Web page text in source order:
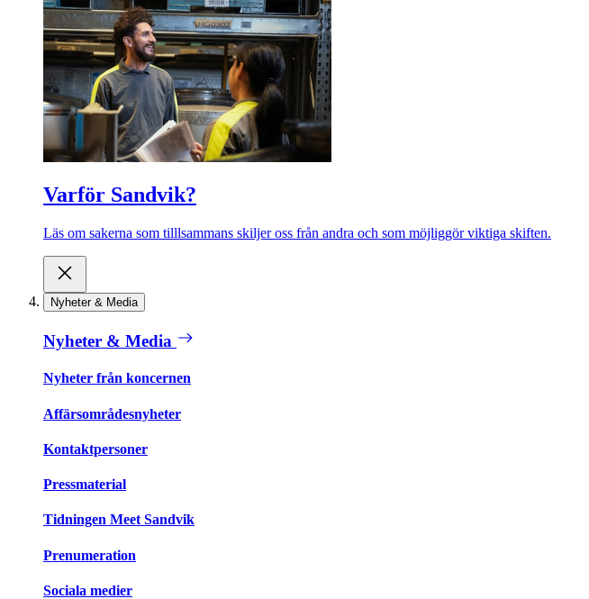
Varför Sandvik?
Läs om sakerna som tilllsammans skiljer oss från andra och som möjliggör viktiga skiften.
Nyheter & Media
Nyheter & Media
Nyheter från koncernen
Affärsområdesnyheter
Kontaktpersoner
Pressmaterial
Tidningen Meet Sandvik
Prenumeration
Sociala medier